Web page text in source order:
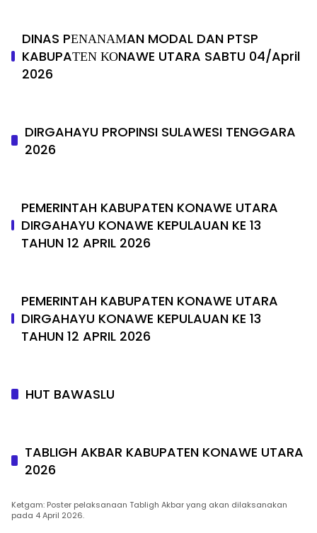
DINAS PΕΝΑΝΑΜAN MODAL DAN PTSP
KABUPAΤΕΝ ΚΟNAWE UTARA SABTU 04/April
2026
DIRGAHAYU PROPINSI SULAWESI TENGGARA
2026
PEMERINTAH KABUPATEN KONAWE UTARA
DIRGAHAYU KONAWE KEPULAUAN KE 13
TAHUN 12 APRIL 2026
PEMERINTAH KABUPATEN KONAWE UTARA
DIRGAHAYU KONAWE KEPULAUAN KE 13
TAHUN 12 APRIL 2026
HUT BAWASLU
TABLIGH AKBAR KABUPATEN KONAWE UTARA
2026
Ketgam: Poster pelaksanaan Tabligh Akbar yang akan dilaksanakan
pada 4 April 2026.